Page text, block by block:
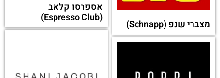
מצברי שנפ (Schnapp)
אספרסו קלאב
(Espresso Club)